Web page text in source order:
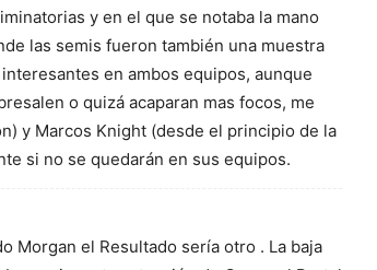
y en el que se notaba la mano
las semis fueron también una muestra
en ambos equipos, aunque
o quizá acaparan mas focos, me
y Marcos Knight (desde el principio de la
si no se quedarán en sus equipos.
Morgan el Resultado sería otro . La baja